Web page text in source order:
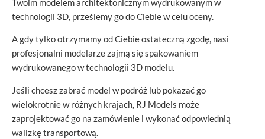
Twoim modelem architektonicznym wydrukowanym w
technologii 3D, prześlemy go do Ciebie w celu oceny.
A gdy tylko otrzymamy od Ciebie ostateczną zgodę, nasi
profesjonalni modelarze zajmą się spakowaniem
wydrukowanego w technologii 3D modelu.
Jeśli chcesz zabrać model w podróż lub pokazać go
wielokrotnie w różnych krajach, RJ Models może
zaprojektować go na zamówienie i wykonać odpowiednią
walizkę transportową.